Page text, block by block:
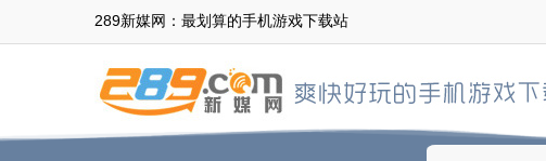
289新媒网：最划算的手机游戏下载站